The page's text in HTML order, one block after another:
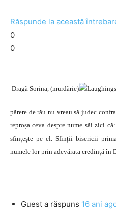
Răspunde la această
0
0
Dragă Sorina, (murdărie)
părere de rău nu vreau să judec
reproșa ceva despre nume săi zici
sfințește pe el. Sfinții bisericii
numele lor prin adevărata credință în
Guest a răspuns 16 ani